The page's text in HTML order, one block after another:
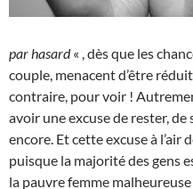
par hasard« , dès que les
couple, menacent d’être
contraire, pour voir !
avoir une excuse de rester,
encore. Et cette excuse à l’air
puisque la majorité des gens
la pauvre femme